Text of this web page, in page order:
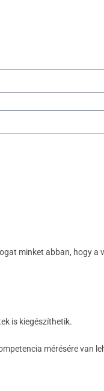
minket abban, hogy
is kiegészíthetik.
mérésére van